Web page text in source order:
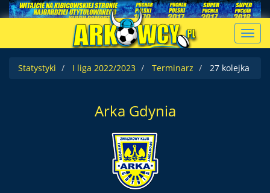
Statystyki
I liga 2022/2023 Terminarz 27 kolejka
Arka Gdynia